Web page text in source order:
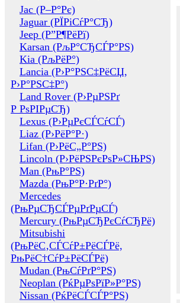
Jac (Р–Р°Рє)
Jaguar (РЇРіСѓР°СЂ)
Jeep (Р”Р¶РёРї)
Karsan (РљР°СЂСЃР°РЅ)
Kia (РљРёР°)
Lancia (Р›Р°РЅС‡РёСЏ,
Р›Р°РЅС‡Р°)
Land Rover (Р›РµРЅРґ
Р РѕРІРµСЂ)
Lexus (Р›РµРєСЃСѓСЃ)
Liaz (Р›РёР°Р·)
Lifan (Р›РёС„Р°РЅ)
Lincoln (Р›РёРЅРєРѕР»СЊРЅ)
Man (РњР°РЅ)
Mazda (РњР°Р·РґР°)
Mercedes
(РњРµСЂСЃРµРґРµСЃ)
Mercury (РњРµСЂРєСѓСЂРё)
Mitsubishi
(РњРёС‚СЃСѓР±РёСЃРё,
РњРёС†СѓР±РёСЃРё)
Mudan (РњСѓРґР°РЅ)
Neoplan (РќРµРѕРїР»Р°РЅ)
Nissan (РќРёСЃСЃР°РЅ)